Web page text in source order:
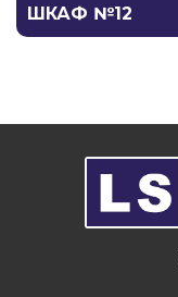
ШКАФ №12